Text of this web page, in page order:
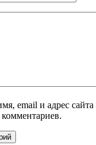
email и адрес сайта